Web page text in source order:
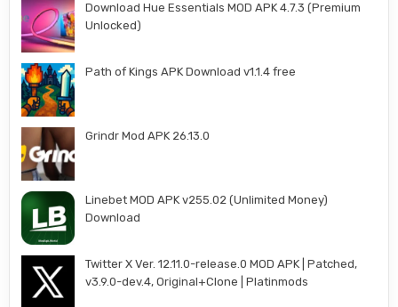
Download Hue Essentials MOD APK 4.7.3 (Premium
Unlocked)
Path of Kings APK Download v1.1.4 free
Grindr Mod APK 26.13.0
Linebet MOD APK v255.02 (Unlimited Money)
Download
Twitter X Ver. 12.11.0-release.0 MOD APK | Patched,
v3.9.0-dev.4, Original+Clone | Platinmods